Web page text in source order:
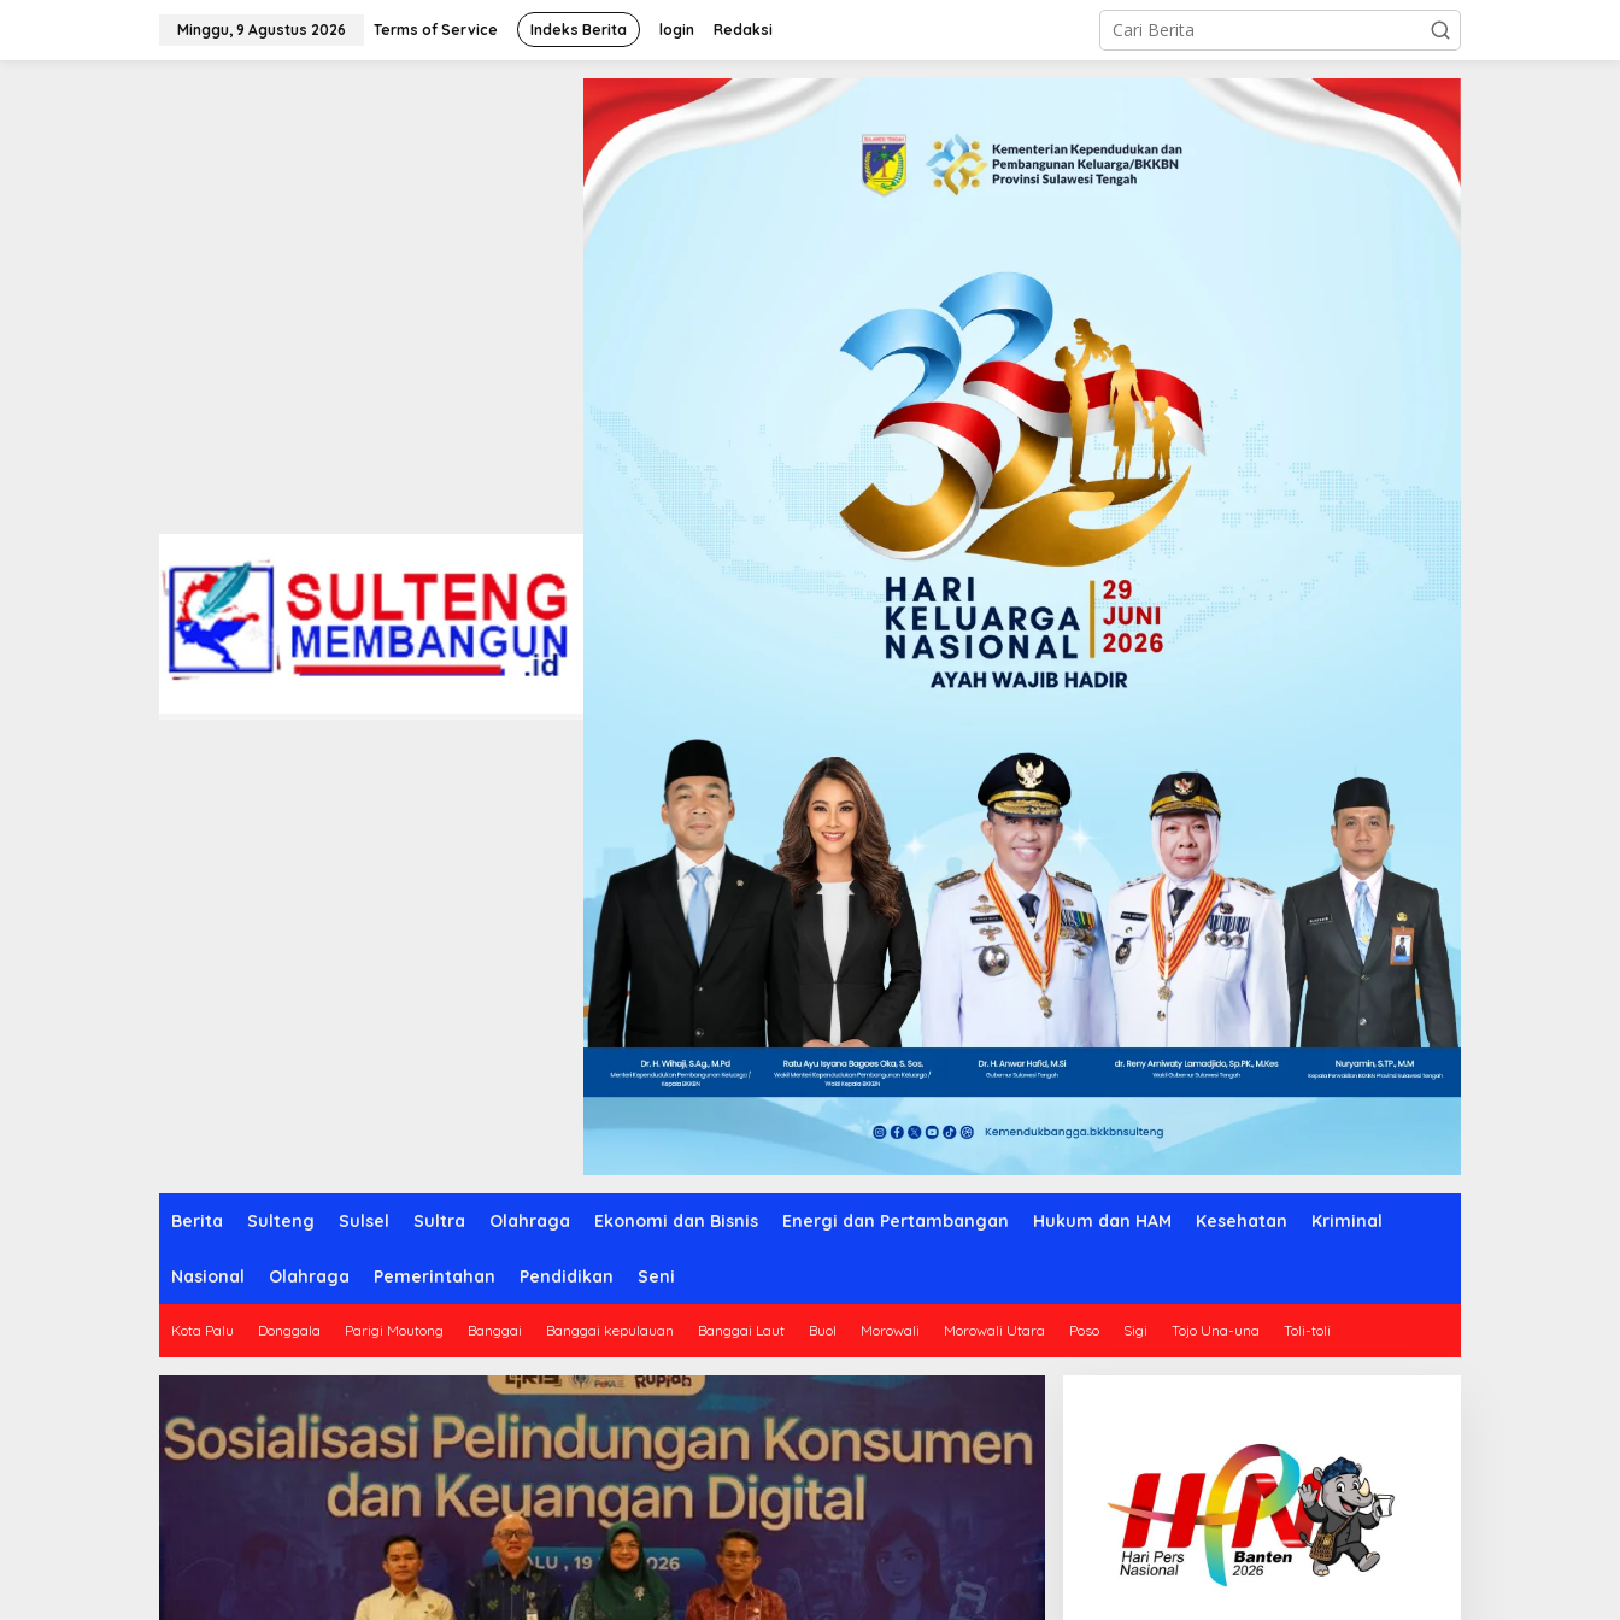
Minggu, 9 Agustus 2026 Terms of Service Indeks Berita login Redaksi
Berita Sulteng Sulsel Sultra Olahraga Ekonomi dan Bisnis Energi dan Pertambangan Hukum dan HAM Kesehatan Kriminal
Nasional Olahraga Pemerintahan Pendidikan Seni
Kota Palu Donggala Parigi Moutong Banggai Banggai kepulauan Banggai Laut Buol Morowali Morowali Utara Poso Sigi Tojo Una-una Toli-toli